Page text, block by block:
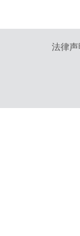
法律声